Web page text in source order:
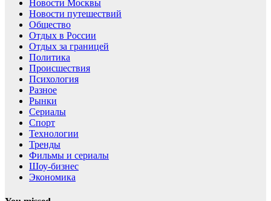
Новости Москвы
Новости путешествий
Общество
Отдых в России
Отдых за границей
Политика
Происшествия
Психология
Разное
Рынки
Сериалы
Спорт
Технологии
Тренды
Фильмы и сериалы
Шоу-бизнес
Экономика